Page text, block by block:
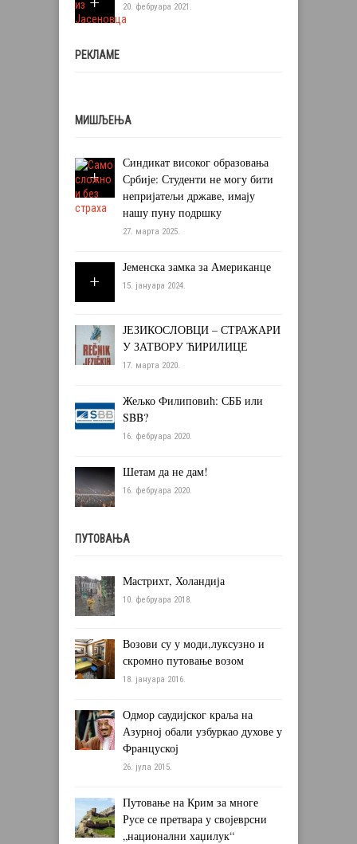
20. фебруара 2021.
РЕКЛАМЕ
МИШЉЕЊА
Синдикат високог образовања
Србије: Студенти не могу бити
непријатељи државе, имају
нашу пуну подршку
27. марта 2025.
Јеменска замка за Американце
15. јануара 2024.
ЈЕЗИКОСЛОВЦИ – СТРАЖАРИ
У ЗАТВОРУ ЋИРИЛИЦЕ
17. марта 2020.
Жељко Филиповић: СББ или
SBB?
16. фебруара 2020.
Шетам да не дам!
16. фебруара 2020.
ПУТОВАЊА
Мастрихт, Холандија
10. фебруара 2018.
Возови су у моди,луксузно и
скромно путовање возом
18. јануара 2016.
Одмор саудијског краља на
Азурној обали узбуркао духове у
Француској
26. јула 2015.
Путовање на Крим за многе
Русе се претвара у својеврсни
„национални хаџилук“